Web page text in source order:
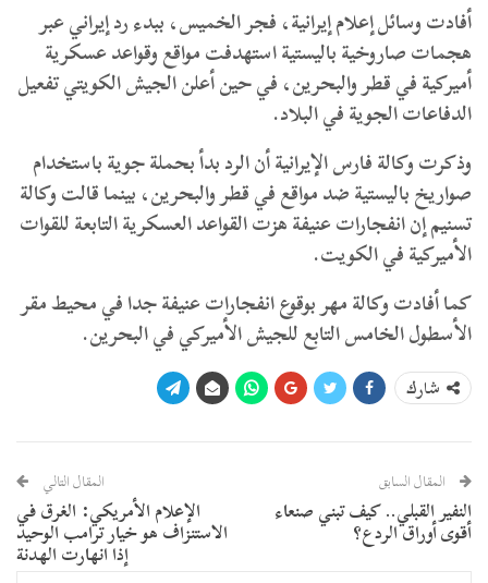
أفادت وسائل إعلام إيرانية، فجر الخميس، ببدء رد إيراني عبر
هجمات صاروخية باليستية استهدفت مواقع وقواعد عسكرية
أميركية في قطر والبحرين، في حين أعلن الجيش الكويتي تفعيل
الدفاعات الجوية في البلاد.
وذكرت وكالة فارس الإيرانية أن الرد بدأ بحملة جوية باستخدام
صواريخ باليستية ضد مواقع في قطر والبحرين، بينما قالت وكالة
تسنيم إن انفجارات عنيفة هزت القواعد العسكرية التابعة للقوات
الأميركية في الكويت.
كما أفادت وكالة مهر بوقوع انفجارات عنيفة جدا في محيط مقر
الأسطول الخامس التابع للجيش الأميركي في البحرين.
شارك
المقال السابق
النفير القبلي.. كيف تبني صنعاء
أقوى أوراق الردع؟
المقال التالي
الإعلام الأمريكي: الغرق في
الاستنزاف هو خيار ترامب الوحيد
إذا انهارت الهدنة